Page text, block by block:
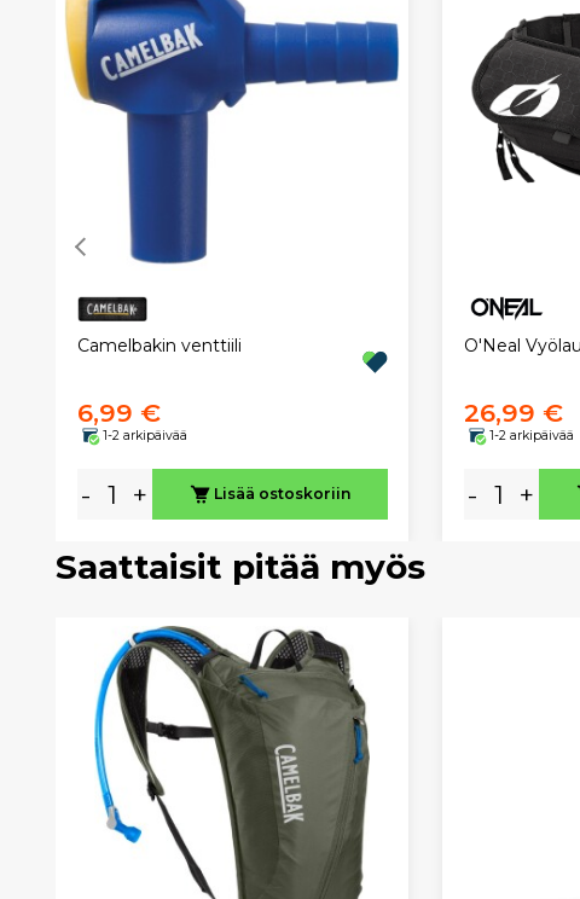
Camelbakin venttiili
6,99 €
1-2 arkipäivää
- + Lisää ostoskoriin
O'Neal
26,99 €
1-2 arkipäivää
- +
Saattaisit pitää myös